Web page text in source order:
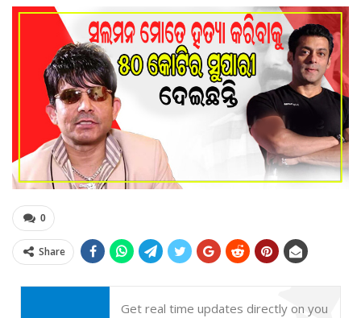
0
Share
Get real time updates directly on you